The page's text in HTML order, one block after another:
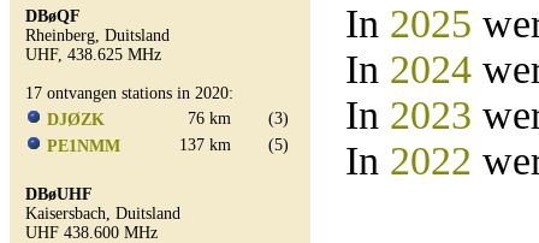
DBøQF
Rheinberg, Duitsland
UHF, 438.625 MHz
17 ontvangen stations in 2020:
DJØZK
76 km
(3)
PE1NMM
137 km (5)
DBøUHF
Kaisersbach, Duitsland
UHF 438.600 MHz
In 2025
In 2024
In 2023
In 2022